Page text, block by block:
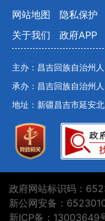
网站地图 隐私保护
关于我们
政府APP
主办：昌吉回族自治州
承办：昌吉回族自治州
地址：新疆昌吉市延安
政府网站标识码：
新公网安备：
新ICP备：13003649